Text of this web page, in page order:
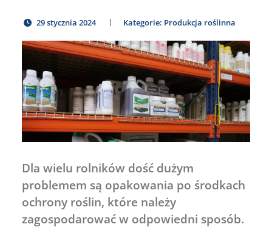
29 stycznia 2024 Kategorie: Produkcja roślinna
Dla wielu rolników dość dużym
problemem są opakowania po środkach
ochrony roślin, które należy
zagospodarować w odpowiedni sposób.